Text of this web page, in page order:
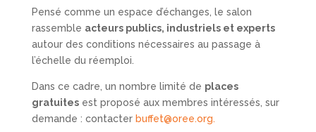
Pensé comme un espace d’échanges, le salon
rassemble acteurs publics, industriels et experts
autour des conditions nécessaires au passage à
l’échelle du réemploi.
Dans ce cadre, un nombre limité de places
gratuitesest proposé aux membres intéressés, sur
demande : contacter buffet@oree.org.